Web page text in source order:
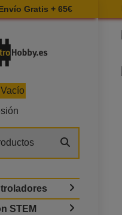
Gratis + 65€
Vacío
STEM